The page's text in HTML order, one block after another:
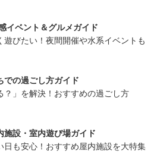
イベント＆グルメガイド
遊びたい！夜間開催や水系イベントも
での過ごし方ガイド
？」を解決！おすすめの過ごし方
施設・室内遊び場ガイド
日も安心！おすすめ屋内施設を大特集